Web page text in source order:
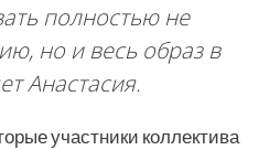
полностью не
но и весь образ в
Анастасия.
участники коллектива